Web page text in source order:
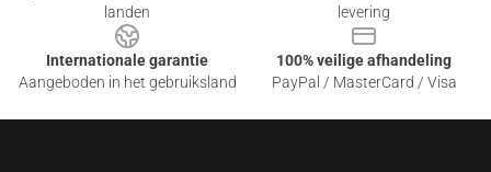
landen
levering
Internationale garantie
Aangeboden in het gebruiksland
100% veilige afhandeling
PayPal / MasterCard / Visa